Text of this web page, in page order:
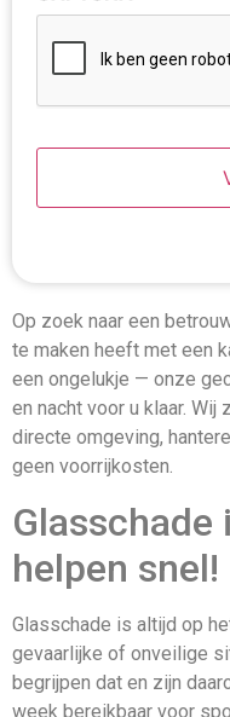
Op zoek naar een
te maken heeft met een
een ongelukje — onze
en nacht voor u klaar.
directe omgeving,
geen voorrijkosten.
Glasschade
helpen snel!
Glasschade is altijd op
gevaarlijke of onveilige
begrijpen dat en zijn
week bereikbaar voor